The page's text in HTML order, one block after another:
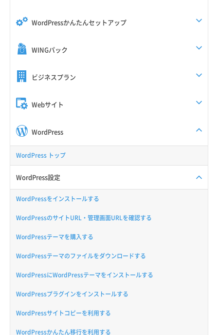
WordPressかんたんセットアップ
WINGパック
ビジネスプラン
Webサイト
WordPress
WordPress トップ
WordPress設定
WordPressをインストールする
WordPressのサイトURL・管理画面URLを確認する
WordPressテーマを購入する
WordPressテーマのファイルをダウンロードする
WordPressにWordPressテーマをインストールする
WordPressプラグインをインストールする
WordPressサイトコピーを利用する
WordPressかんたん移行を利用する